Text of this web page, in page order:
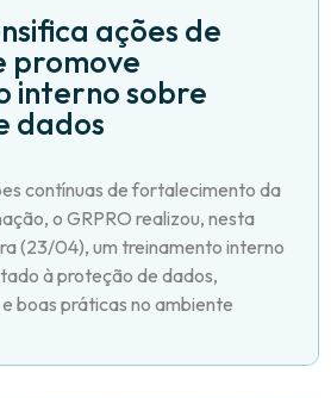
ações de
promove
interno sobre
dados
contínuas de fortalecimento da
o GRPRO realizou, nesta
(23/04), um treinamento interno
à proteção de dados,
boas práticas no ambiente